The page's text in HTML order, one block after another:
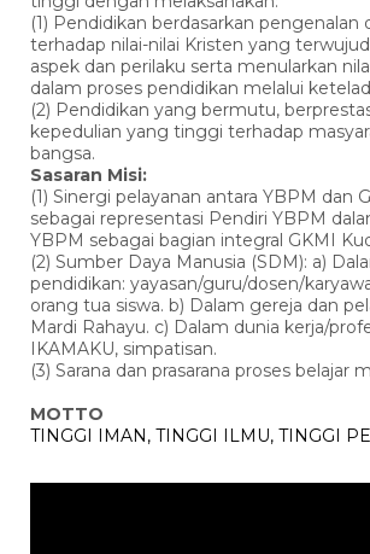
(1) Pendidikan berdasarkan pengenalan
terhadap nilai-nilai Kristen yang
aspek dan perilaku serta menularkan
dalam proses pendidikan melalui
(2) Pendidikan yang bermutu,
kepedulian yang tinggi terhadap
bangsa.
Sasaran Misi:
(1) Sinergi pelayanan antara YBPM dan
sebagai representasi Pendiri YBPM
YBPM sebagai bagian integral GKMI
(2) Sumber Daya Manusia (SDM): a)
pendidikan: yayasan/guru/dosen/
orang tua siswa. b) Dalam gereja dan
Mardi Rahayu. c) Dalam dunia kerja/
IKAMAKU, simpatisan.
(3) Sarana dan prasarana proses belajar
MOTTO
TINGGI IMAN, TINGGI ILMU, TINGGI